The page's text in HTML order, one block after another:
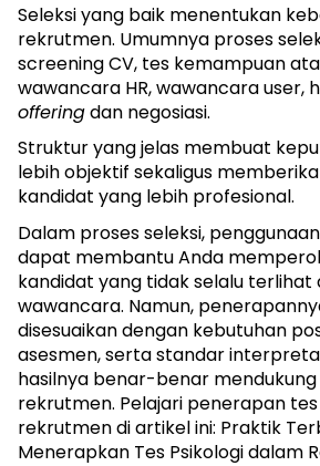
Seleksi yang baik menentukan
rekrutmen. Umumnya proses
screening CV, tes kemampuan
offering dan negosiasi.
Struktur yang jelas membuat
lebih objektif sekaligus
kandidat yang lebih profesional.
Dalam proses seleksi,
dapat membantu Anda
kandidat yang tidak selalu terlihat
wawancara. Namun,
disesuaikan dengan kebutuhan
asesmen, serta standar
hasilnya benar-benar
rekrutmen. Pelajari penerapan
rekrutmen di artikel ini: Praktik
Menerapkan Tes Psikologi dalam